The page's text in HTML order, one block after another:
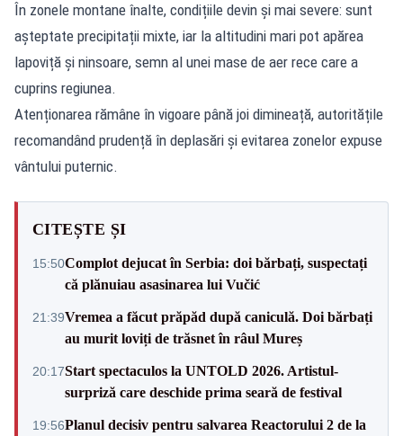
În zonele montane înalte, condițiile devin și mai severe: sunt
așteptate precipitații mixte, iar la altitudini mari pot apărea
lapoviță și ninsoare, semn al unei mase de aer rece care a
cuprins regiunea.
Atenționarea rămâne în vigoare până joi dimineață, autoritățile
recomandând prudență în deplasări și evitarea zonelor expuse
vântului puternic.
CITEȘTE ȘI
15:50Complot dejucat în Serbia: doi bărbați, suspectați
că plănuiau asasinarea lui Vučić
21:39Vremea a făcut prăpăd după caniculă. Doi bărbați
au murit loviți de trăsnet în râul Mureș
20:17Start spectaculos la UNTOLD 2026. Artistul-
surpriză care deschide prima seară de festival
19:56Planul decisiv pentru salvarea Reactorului 2 de la